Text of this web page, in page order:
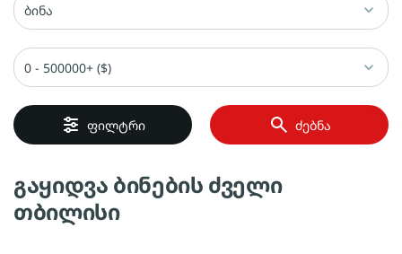
ბინა
0 - 500000+ ($)
ფილტრი ძებნა
გაყიდვა ბინების ძველი
თბილისი